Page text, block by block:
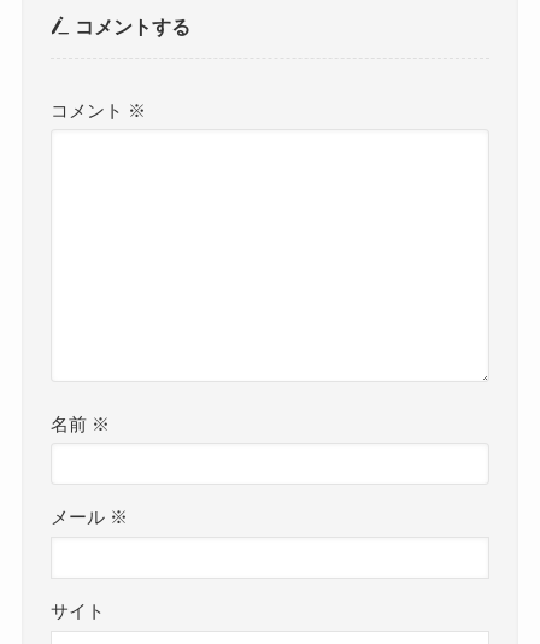
コメントする
コメント ※
名前 ※
メール ※
サイト